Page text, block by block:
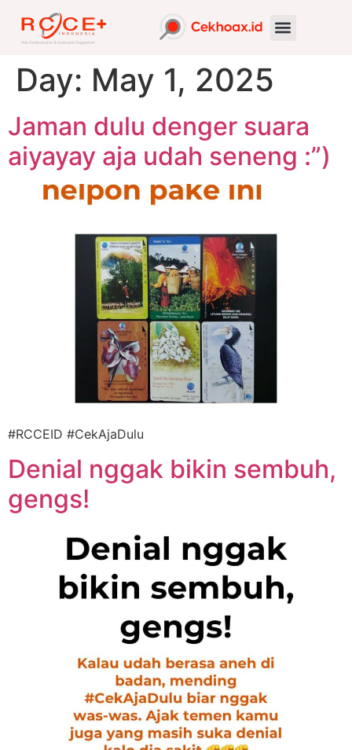
Day: May 1, 2025
Jaman dulu denger suara
aiyayay aja udah seneng :”)
#RCCEID #CekAjaDulu
Denial nggak bikin sembuh,
gengs!